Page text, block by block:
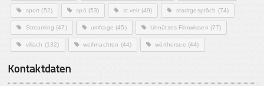
sport (52) spö (53) st.veit(49) stadtgespräch (74)
Streaming (47) umfrage (45) Unnützes Filmwissen (77)
villach (132) weihnachten (44) wörthersee (44)
Kontaktdaten